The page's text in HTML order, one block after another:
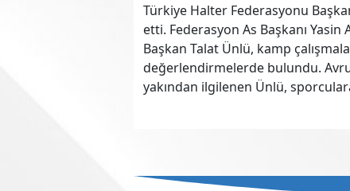
Türkiye Halter Federasyonu
etti. Federasyon As Başkanı
Başkan Talat Ünlü, kamp
değerlendirmelerde bulundu.
yakından ilgilenen Ünlü,